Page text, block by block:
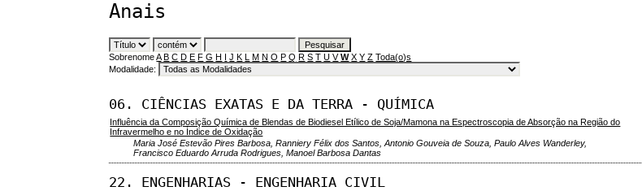
Anais
SobrenomeA B C D E F G H I J K L M N O P Q R S T U V W X Y Z Toda(o)s
Modalidade:
06. CIÊNCIAS EXATAS E DA TERRA - QUÍMICA
Influência da Composição Química de Blendas de Biodiesel Etílico de Soja/Mamona na Espectroscopia de Absorção na Região do
Infravermelho e no Índice de Oxidação
Maria José Estevão Pires Barbosa, Ranniery Félix dos Santos, Antonio Gouveia de Souza, Paulo Alves Wanderley,
Francisco Eduardo Arruda Rodrigues, Manoel Barbosa Dantas
22. ENGENHARIAS - ENGENHARIA CIVIL